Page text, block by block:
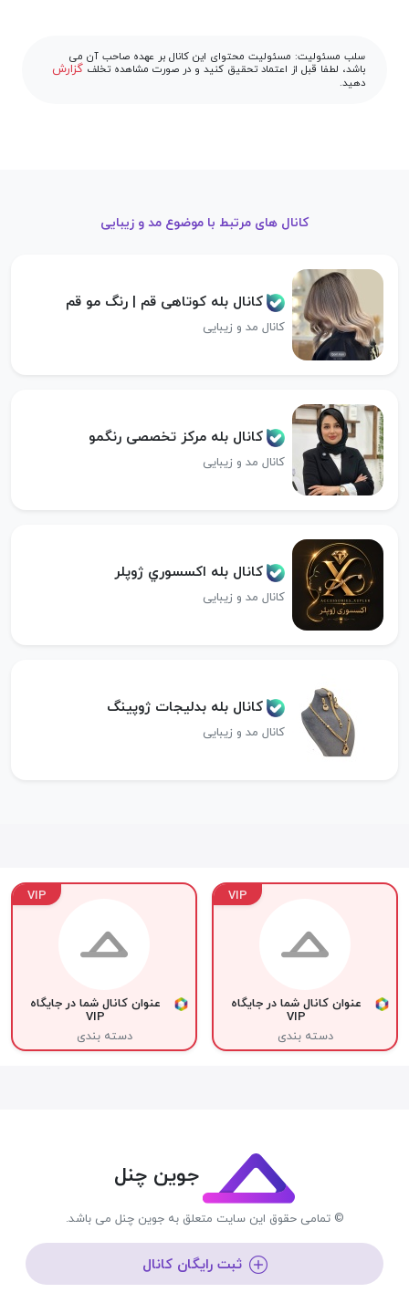
سلب مسئولیت: مسئولیت محتوای این کانال بر عهده صاحب آن می
باشد، لطفا قبل از اعتماد تحقیق کنید و در صورت مشاهده تخلف گزارش
دهید.
کانال های مرتبط با موضوع مد و زیبایی
کانال بله کوتاهی قم | رنگ مو قم
کانال مد و زیبایی
کانال بله مرکز تخصصی رنگمو
کانال مد و زیبایی
کانال بله اكسسوري ژوپلر
کانال مد و زیبایی
کانال بله بدلیجات ژوپینگ
کانال مد و زیبایی
VIP
عنوان کانال شما در جایگاه
VIP
دسته بندی
VIP
عنوان کانال شما در جایگاه
VIP
دسته بندی
جوین چنل
© تمامی حقوق این سایت متعلق به جوین چنل می باشد.
ثبت رایگان کانال